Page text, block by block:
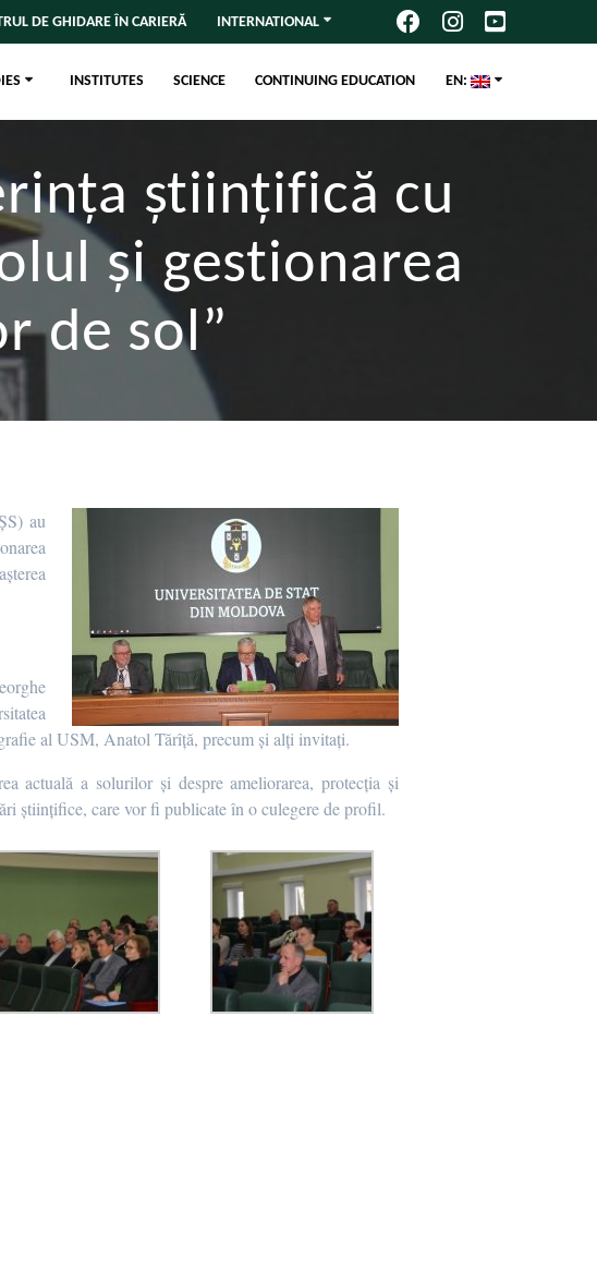
DE GHIDARE ÎN CARIERĂ INTERNATIONAL
INSTITUTES SCIENCE CONTINUING EDUCATION EN:
științifică cu
și gestionarea
de sol”
au
al USM, Anatol Tărîță, precum și alți invitați.
actuală a solurilor și despre ameliorarea, protecția și
științifice, care vor fi publicate în o culegere de profil.